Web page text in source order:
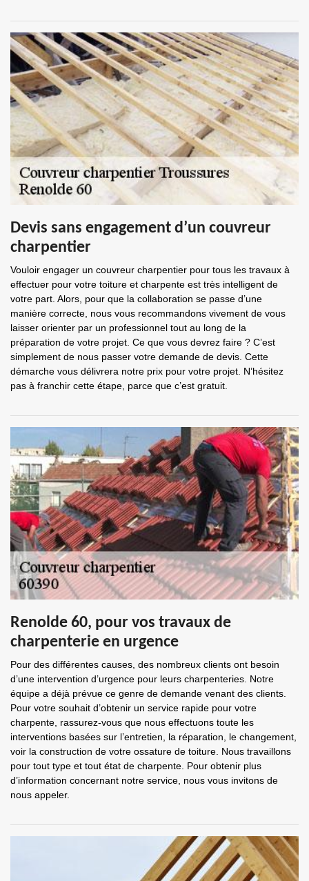
Devis sans engagement d’un couvreur
charpentier
Vouloir engager un couvreur charpentier pour tous les travaux à
effectuer pour votre toiture et charpente est très intelligent de
votre part. Alors, pour que la collaboration se passe d’une
manière correcte, nous vous recommandons vivement de vous
laisser orienter par un professionnel tout au long de la
préparation de votre projet. Ce que vous devrez faire ? C’est
simplement de nous passer votre demande de devis. Cette
démarche vous délivrera notre prix pour votre projet. N’hésitez
pas à franchir cette étape, parce que c’est gratuit.
Renolde 60, pour vos travaux de
charpenterie en urgence
Pour des différentes causes, des nombreux clients ont besoin
d’une intervention d’urgence pour leurs charpenteries. Notre
équipe a déjà prévue ce genre de demande venant des clients.
Pour votre souhait d’obtenir un service rapide pour votre
charpente, rassurez-vous que nous effectuons toute les
interventions basées sur l’entretien, la réparation, le changement,
voir la construction de votre ossature de toiture. Nous travaillons
pour tout type et tout état de charpente. Pour obtenir plus
d’information concernant notre service, nous vous invitons de
nous appeler.